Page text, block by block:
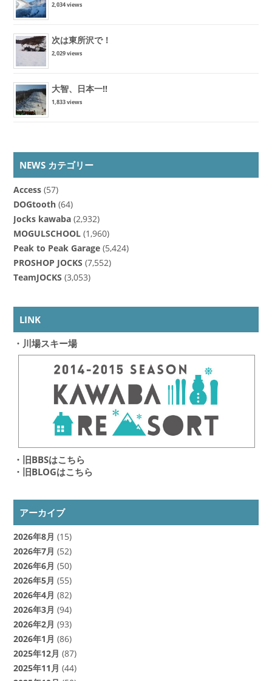
2,034 views
次は東所沢で！
2,029 views
大智、日本一!!
1,833 views
NEWS カテゴリー
Access(57)
DOGtooth(64)
Jocks kawaba(2,932)
MOGULSCHOOL(1,960)
Peak to Peak Garage(5,424)
PROSHOP JOCKS (7,552)
TeamJOCKS (3,053)
LINK
・川場スキー場
・旧BBSはこちら
・旧BLOGはこちら
アーカイブ
2026年8月 (15)
2026年7月 (52)
2026年6月 (50)
2026年5月 (55)
2026年4月 (82)
2026年3月 (94)
2026年2月 (93)
2026年1月 (86)
2025年12月 (87)
2025年11月 (44)